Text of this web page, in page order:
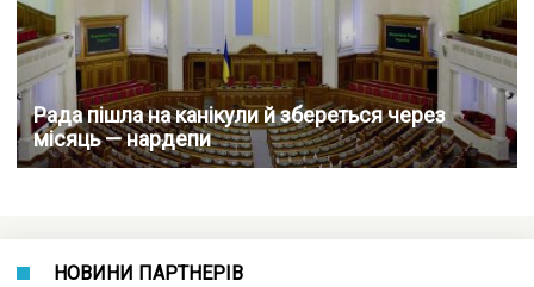
Рада пішла на канікули й збереться через
місяць — нардепи
НОВИНИ ПАРТНЕРІВ